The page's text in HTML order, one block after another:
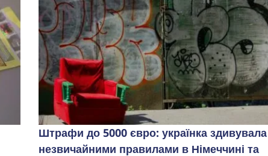
Штрафи до 5000 євро: українка здивувала
незвичайними правилами в Німеччині та